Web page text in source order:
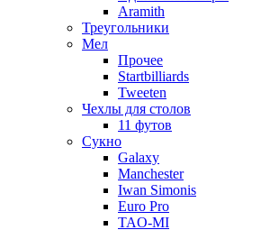
Aramith
Треугольники
Мел
Прочее
Startbilliards
Tweeten
Чехлы для столов
11 футов
Сукно
Galaxy
Manchester
Iwan Simonis
Euro Pro
TAO-MI